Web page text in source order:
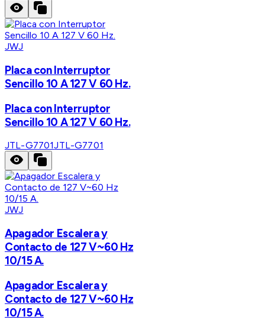
JWJ
Placa con Interruptor
Sencillo 10 A 127 V 60 Hz.
Placa con Interruptor
Sencillo 10 A 127 V 60 Hz.
JTL-G7701JTL-G7701
JWJ
Apagador Escalera y
Contacto de 127 V~60 Hz
10/15 A.
Apagador Escalera y
Contacto de 127 V~60 Hz
10/15 A.